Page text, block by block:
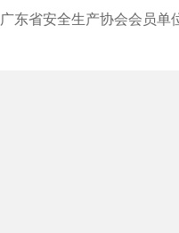
广东省安全生产协会会员单